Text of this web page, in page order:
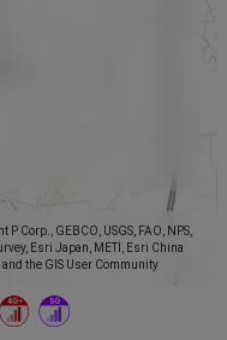
Corp., GEBCO, USGS, FAO, NPS,
Esri Japan, METI, Esri China
the GIS User Community